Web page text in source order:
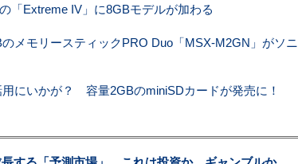
「Extreme IV」に8GBモデルが加わる
メモリースティックPRO Duo「MSX-M2GN」がソニ
にいかが？ 容量2GBのminiSDカードが発売に！